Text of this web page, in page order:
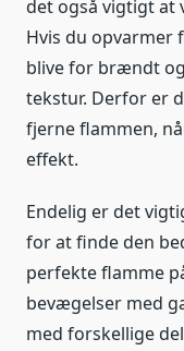
det også vigtigt
Hvis du opvarmer
blive for brændt
tekstur. Derfor er
fjerne flammen,
effekt.
Endelig er det
for at finde den
perfekte flamme
bevægelser med
med forskellige